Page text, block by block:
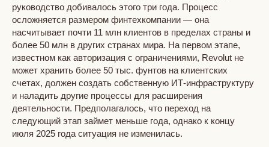
руководство добивалось этого три года. Процесс
осложняется размером финтехкомпании — она
насчитывает почти 11 млн клиентов в пределах страны и
более 50 млн в других странах мира. На первом этапе,
известном как авторизация с ограничениями, Revolut не
может хранить более 50 тыс. фунтов на клиентских
счетах, должен создать собственную ИТ-инфраструктуру
и наладить другие процессы для расширения
деятельности. Предполагалось, что переход на
следующий этап займет меньше года, однако к концу
июля 2025 года ситуация не изменилась.